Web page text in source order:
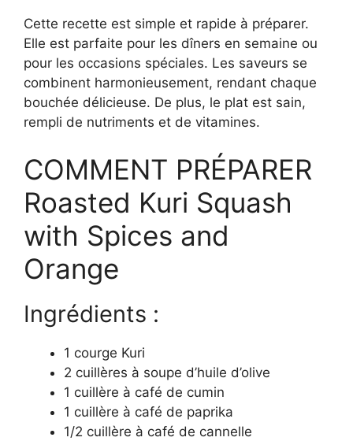
Cette recette est simple et rapide à préparer.
Elle est parfaite pour les dîners en semaine ou
pour les occasions spéciales. Les saveurs se
combinent harmonieusement, rendant chaque
bouchée délicieuse. De plus, le plat est sain,
rempli de nutriments et de vitamines.
COMMENT PRÉPARER
Roasted Kuri Squash
with Spices and
Orange
Ingrédients :
1 courge Kuri
2 cuillères à soupe d’huile d’olive
1 cuillère à café de cumin
1 cuillère à café de paprika
1/2 cuillère à café de cannelle